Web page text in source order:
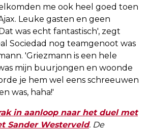
me ook heel goed toen
Leuke gasten en geen
was echt fantastisch', zegt
Sociedad nog teamgenoot was
'Griezmann is een hele
mijn buurjongen en woonde
je hem wel eens schreeuwen
was, haha!'
in aanloop naar het duel met
Sander Westerveld. De